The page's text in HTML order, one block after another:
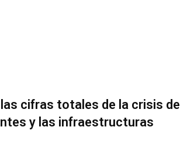
cifras totales de la crisis del
y las infraestructuras